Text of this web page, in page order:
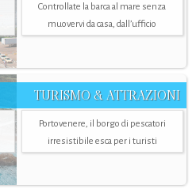
Controllate la barca al mare senza
muovervi da casa, dall’ufficio
TURISMO & ATTRAZIONI
Portovenere, il borgo di pescatori
irresistibile esca per i turisti